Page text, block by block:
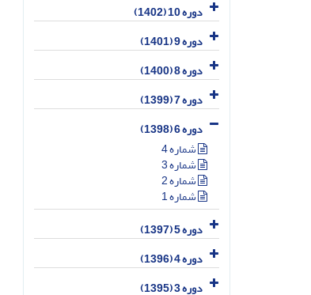
دوره 10 (1402)
دوره 9 (1401)
دوره 8 (1400)
دوره 7 (1399)
دوره 6 (1398)
شماره 4
شماره 3
شماره 2
شماره 1
دوره 5 (1397)
دوره 4 (1396)
دوره 3 (1395)